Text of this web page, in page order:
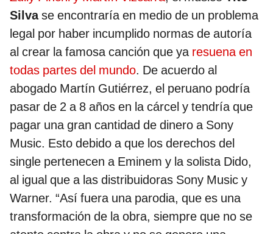
Silvase encontraría en medio de un problema
legal por haber incumplido normas de autoría
al crear la famosa canción que ya resuena en
todas partes del mundo. De acuerdo al
abogado Martín Gutiérrez, el peruano podría
pasar de 2 a 8 años en la cárcel y tendría que
pagar una gran cantidad de dinero a Sony
Music. Esto debido a que los derechos del
single pertenecen a Eminem y la solista Dido,
al igual que a las distribuidoras Sony Music y
Warner. “Así fuera una parodia, que es una
transformación de la obra, siempre que no se